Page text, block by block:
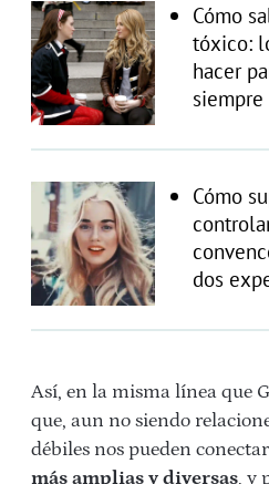
Cómo
tóxico:
hacer
siempre
Cómo
dos
Así, en la misma línea que
que, aun no siendo
débiles nos pueden
más amplias y diversas, y